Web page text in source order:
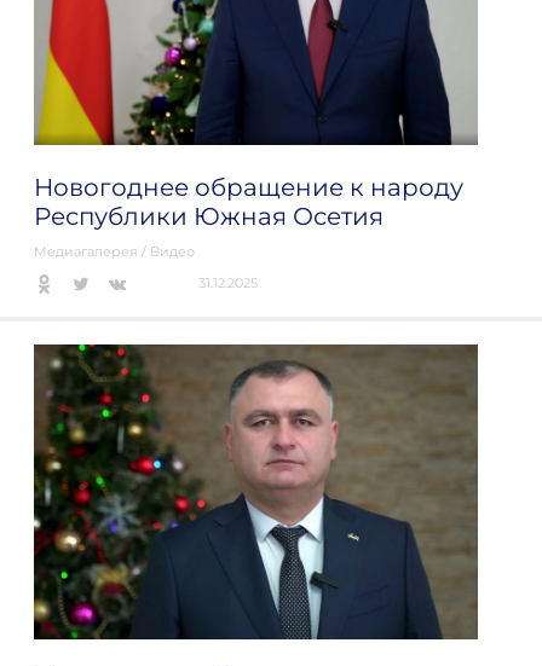
Новогоднее обращение к народу
Республики Южная Осетия
Медиагалерея / Видео
31.12.2025